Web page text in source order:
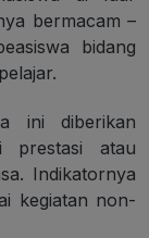
bermacam –
bidang
ini diberikan
prestasi atau
Indikatornya
kegiatan non-